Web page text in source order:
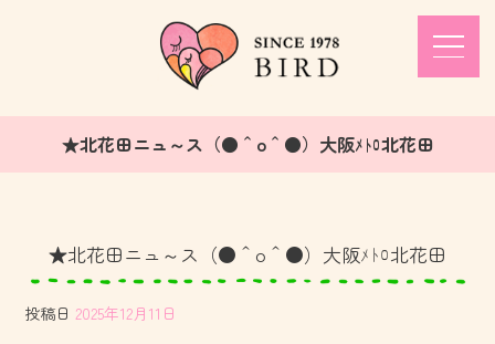
★北花田ニュ～ス（●＾o＾●）大阪ﾒﾄﾛ北花田
★北花田ニュ～ス（●＾o＾●）大阪ﾒﾄﾛ北花田
投稿日 2025年12月11日